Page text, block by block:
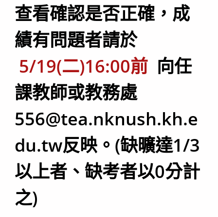
查看確認是否正確，成
績有問題者請於
5/19(二)16:00前 向任
課教師或教務處
556@tea.nknush.kh.e
du.tw反映。(缺曠達1/3
以上者、缺考者以0分計
之)